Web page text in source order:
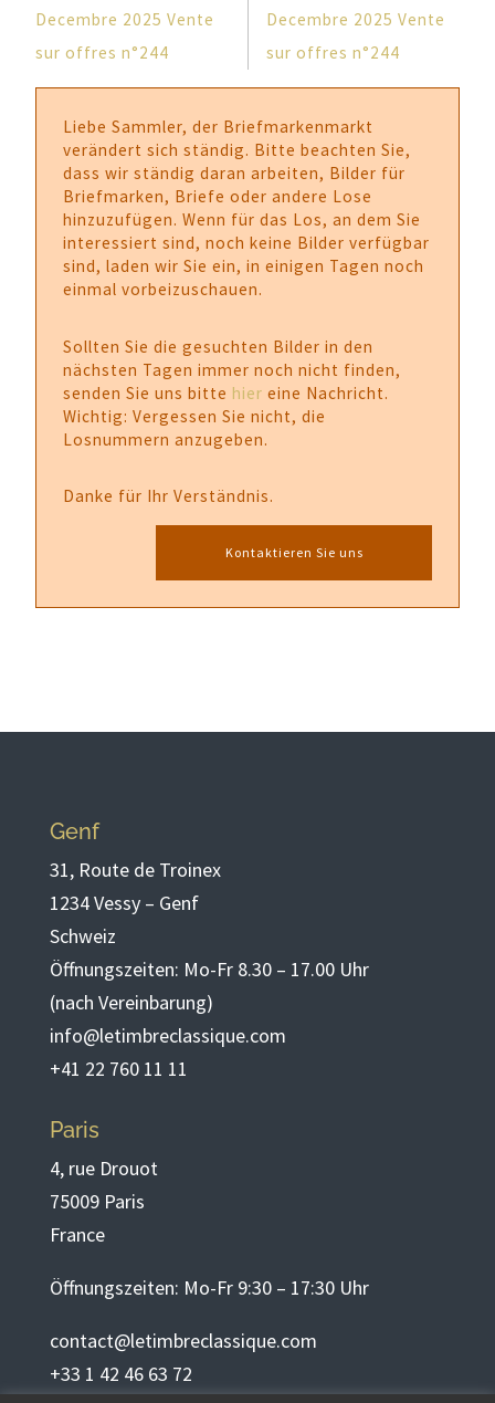
Decembre 2025 Vente
sur offres n°244
Decembre 2025 Vente
sur offres n°244
Liebe Sammler, der Briefmarkenmarkt
verändert sich ständig. Bitte beachten Sie,
dass wir ständig daran arbeiten, Bilder für
Briefmarken, Briefe oder andere Lose
hinzuzufügen. Wenn für das Los, an dem Sie
interessiert sind, noch keine Bilder verfügbar
sind, laden wir Sie ein, in einigen Tagen noch
einmal vorbeizuschauen.
Sollten Sie die gesuchten Bilder in den
nächsten Tagen immer noch nicht finden,
senden Sie uns bitte hier eine Nachricht.
Wichtig: Vergessen Sie nicht, die
Losnummern anzugeben.
Danke für Ihr Verständnis.
Kontaktieren Sie uns
Genf
31, Route de Troinex
1234 Vessy – Genf
Schweiz
Öffnungszeiten: Mo-Fr 8.30 – 17.00 Uhr
(nach Vereinbarung)
info@letimbreclassique.com
+41 22 760 11 11
Paris
4, rue Drouot
75009 Paris
France
Öffnungszeiten: Mo-Fr 9:30 – 17:30 Uhr
contact@letimbreclassique.com
+33 1 42 46 63 72